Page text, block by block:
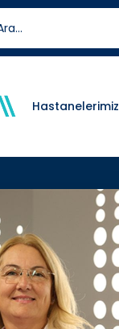
Hastanelerimiz